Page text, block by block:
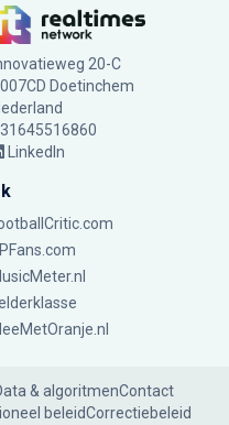
20-C
Doetinchem
LinkedIn
& algoritmenContact
beleidCorrectiebeleid